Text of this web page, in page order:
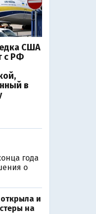
США
с РФ
в
года
о
и
на